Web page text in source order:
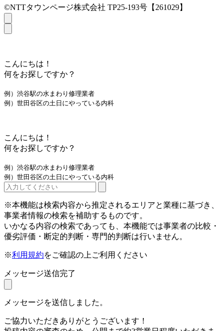
©NTTタウンページ株式会社 TP25-193号【261029】
こんにちは！
何をお探しですか？
例）渋谷駅の水まわり修理業者
例）世田谷区の土日にやっている内科
こんにちは！
何をお探しですか？
例）渋谷駅の水まわり修理業者
例）世田谷区の土日にやっている内科
※本機能は検索内容から推定されるエリアと業種に基づき、
事業者情報の検索を補助するものです。
いかなる内容の検索であっても、本機能では事業者の比較・
優劣評価・断定的判断・専門的判断は行いません。
※利用規約をご確認の上ご利用ください
メッセージ送信完了
メッセージを送信しました。
ご協力いただきありがとうございます！